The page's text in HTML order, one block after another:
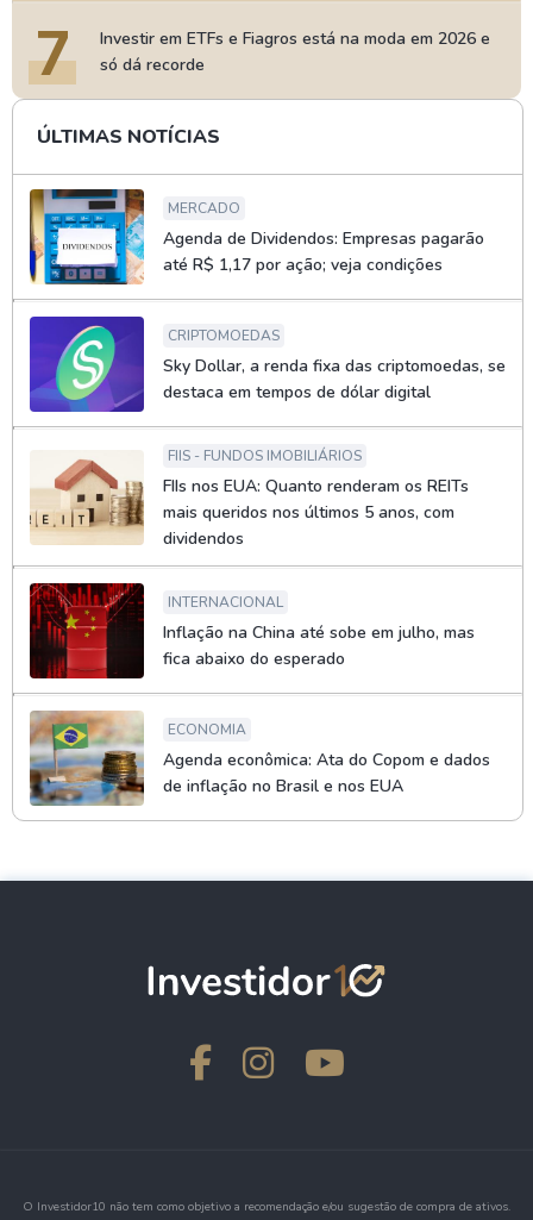
7
Investir em ETFs e Fiagros está na moda em 2026 e
só dá recorde
ÚLTIMAS NOTÍCIAS
MERCADO
Agenda de Dividendos: Empresas pagarão
até R$ 1,17 por ação; veja condições
CRIPTOMOEDAS
Sky Dollar, a renda fixa das criptomoedas, se
destaca em tempos de dólar digital
FIIS - FUNDOS IMOBILIÁRIOS
FIIs nos EUA: Quanto renderam os REITs
mais queridos nos últimos 5 anos, com
dividendos
INTERNACIONAL
Inflação na China até sobe em julho, mas
fica abaixo do esperado
ECONOMIA
Agenda econômica: Ata do Copom e dados
de inflação no Brasil e nos EUA
O Investidor10 não tem como objetivo a recomendação e/ou sugestão de compra de ativos.